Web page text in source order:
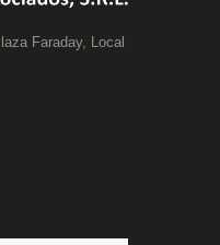
Faraday, Local